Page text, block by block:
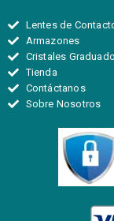
Lentes de
Armazones
Cristales
Tienda
Contáctanos
Sobre Nosotros